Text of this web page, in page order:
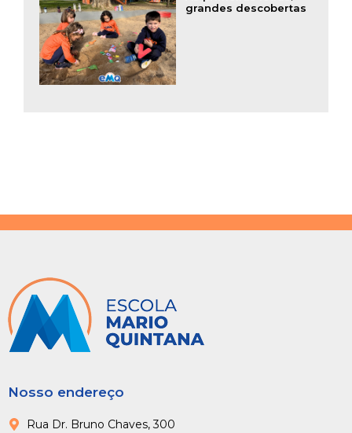
grandes descobertas
Nosso endereço
Rua Dr. Bruno Chaves, 300